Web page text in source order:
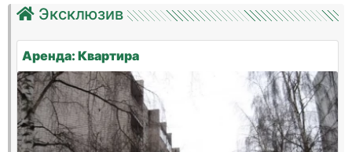
Эксклюзив
Аренда: Квартира